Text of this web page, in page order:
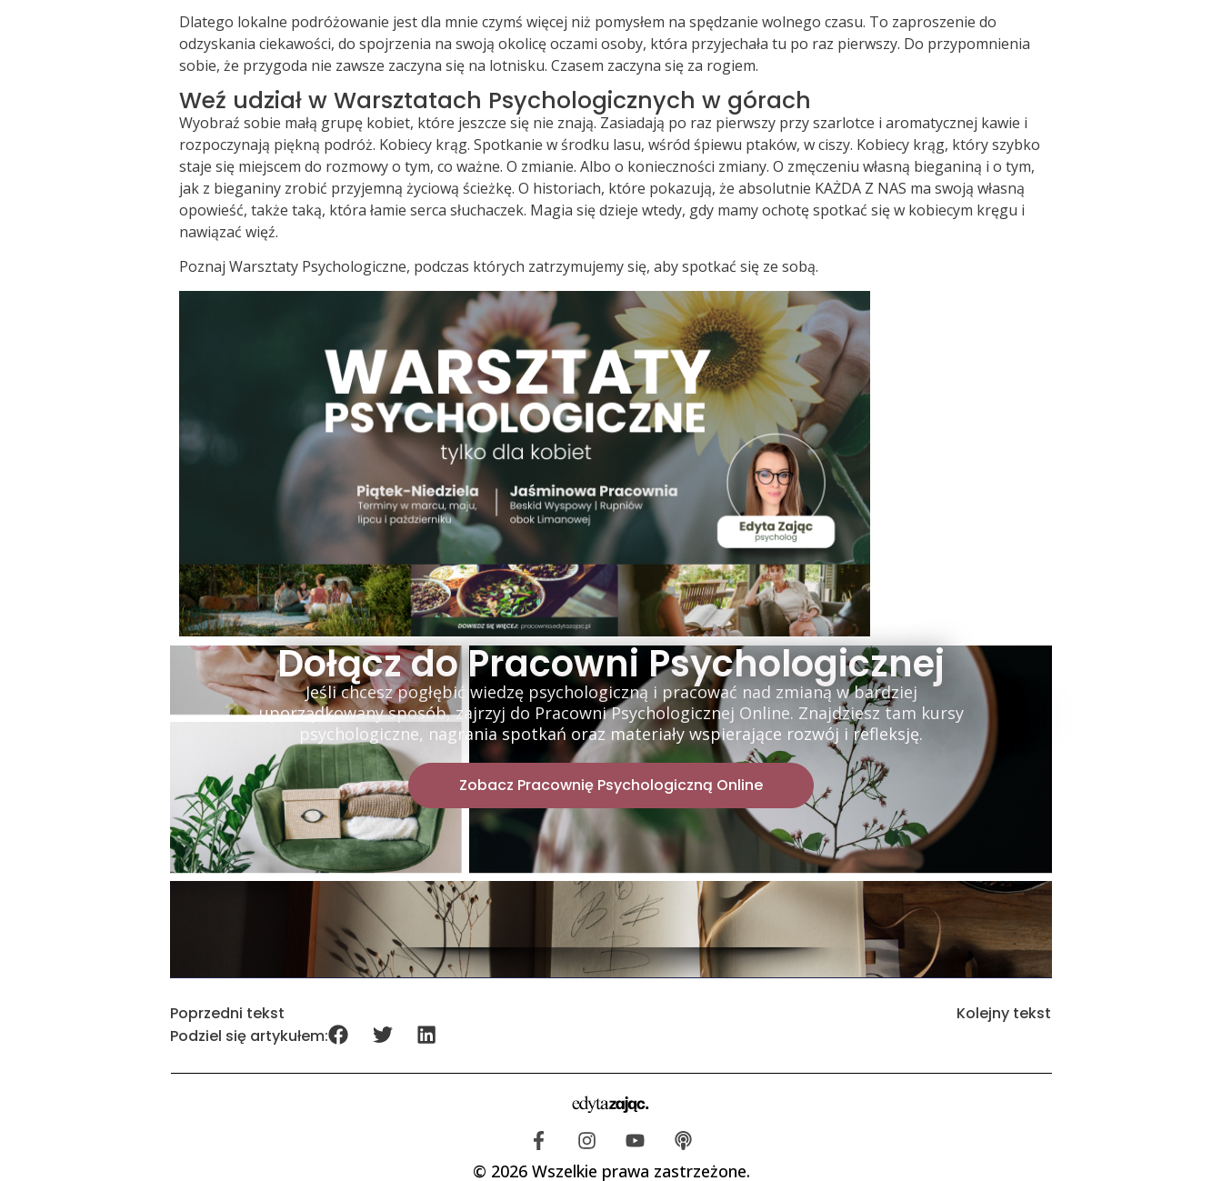
Dlatego lokalne podróżowanie jest dla mnie czymś więcej niż pomysłem na spędzanie wolnego czasu. To zaproszenie do
odzyskania ciekawości, do spojrzenia na swoją okolicę oczami osoby, która przyjechała tu po raz pierwszy. Do przypomnienia
sobie, że przygoda nie zawsze zaczyna się na lotnisku. Czasem zaczyna się za rogiem.
Weź udział w Warsztatach Psychologicznych w górach
Wyobraź sobie małą grupę kobiet, które jeszcze się nie znają. Zasiadają po raz pierwszy przy szarlotce i aromatycznej kawie i
rozpoczynają piękną podróż. Kobiecy krąg. Spotkanie w środku lasu, wśród śpiewu ptaków, w ciszy. Kobiecy krąg, który szybko
staje się miejscem do rozmowy o tym, co ważne. O zmianie. Albo o konieczności zmiany. O zmęczeniu własną bieganiną i o tym,
jak z bieganiny zrobić przyjemną życiową ścieżkę. O historiach, które pokazują, że absolutnie KAŻDA Z NAS ma swoją własną
opowieść, także taką, która łamie serca słuchaczek. Magia się dzieje wtedy, gdy mamy ochotę spotkać się w kobiecym kręgu i
nawiązać więź.
Poznaj Warsztaty Psychologiczne, podczas których zatrzymujemy się, aby spotkać się ze sobą.
Dołącz do Pracowni Psychologicznej
Jeśli chcesz pogłębić wiedzę psychologiczną i pracować nad zmianą w bardziej
uporządkowany sposób, zajrzyj do Pracowni Psychologicznej Online. Znajdziesz tam kursy
psychologiczne, nagrania spotkań oraz materiały wspierające rozwój i refleksję.
Zobacz Pracownię Psychologiczną Online
Poprzedni tekst
Kolejny tekst
Podziel się artykułem:
© 2026 Wszelkie prawa zastrzeżone.